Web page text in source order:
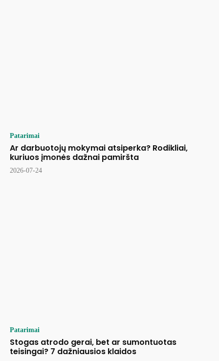
Patarimai
Ar darbuotojų mokymai atsiperka? Rodikliai,
kuriuos įmonės dažnai pamiršta
2026-07-24
Patarimai
Stogas atrodo gerai, bet ar sumontuotas
teisingai? 7 dažniausios klaidos